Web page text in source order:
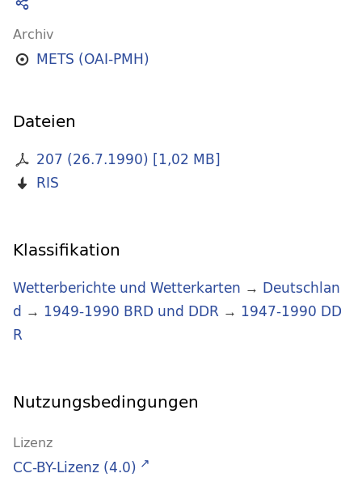
Archiv
METS (OAI-PMH)
Dateien
207 (26.7.1990) [1,02 MB]
RIS
Klassifikation
Wetterberichte und Wetterkarten → Deutschlan
d → 1949-1990 BRD und DDR → 1947-1990 DD
R
Nutzungsbedingungen
Lizenz
CC-BY-Lizenz (4.0)